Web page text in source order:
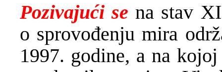
Pozivajući se na stav
o sprovođenju mira
1997. godine, a na